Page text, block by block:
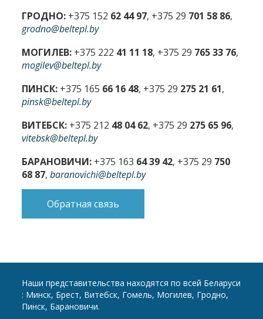
ГРОДНО: +375 152 62 44 97, +375 29 701 58 86,
grodno@beltepl.by
МОГИЛЕВ: +375 222 41 11 18, +375 29 765 33 76,
mogilev@beltepl.by
ПИНСК: +375 165 66 16 48, +375 29 275 21 61,
pinsk@beltepl.by
ВИТЕБСК: +375 212 48 04 62, +375 29 275 65 96,
vitebsk@beltepl.by
БАРАНОВИЧИ: +375 163 64 39 42, +375 29 750
68 87,baranovichi@beltepl.by
Обратная связь
Наши представительства находятся по всей Беларуси
: Минск, Брест, Витебск, Гомель, Могилев, Гродно,
Пинск, Барановичи.